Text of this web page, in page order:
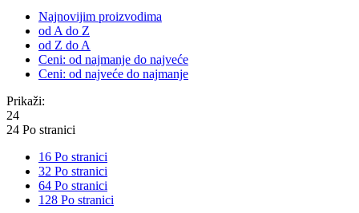
Najnovijim proizvodima
od A do Z
od Z do A
Ceni: od najmanje do najveće
Ceni: od najveće do najmanje
Prikaži:
24
24 Po stranici
16 Po stranici
32 Po stranici
64 Po stranici
128 Po stranici